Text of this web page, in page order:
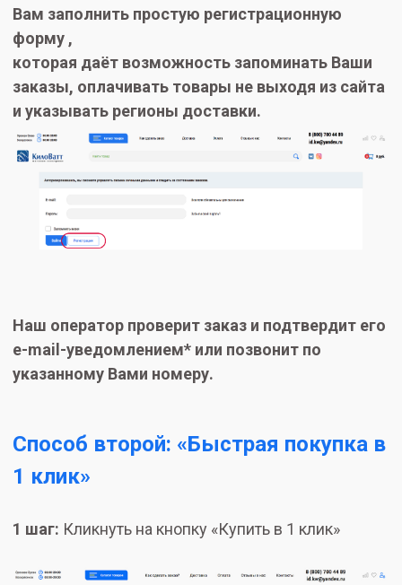
Вам заполнить простую регистрационную
форму ,
которая даёт возможность запоминать Ваши
заказы, оплачивать товары не выходя из сайта
и указывать регионы доставки.
Наш оператор проверит заказ и подтвердит его
e-mail-уведомлением* или позвонит по
указанному Вами номеру.
Способ второй: «Быстрая покупка в
1 клик»
1 шаг: Кликнуть на кнопку «Купить в 1 клик»